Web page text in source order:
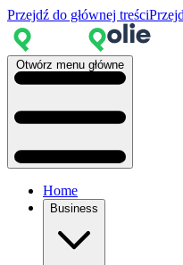
Przejdź do głównej treści
Otwórz menu główne
Home
Business